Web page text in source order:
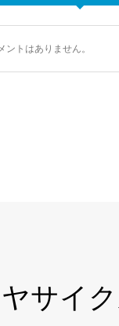
ントはありません。
サイ